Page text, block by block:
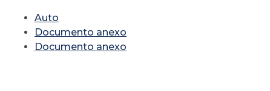
Auto
Documento anexo
Documento anexo